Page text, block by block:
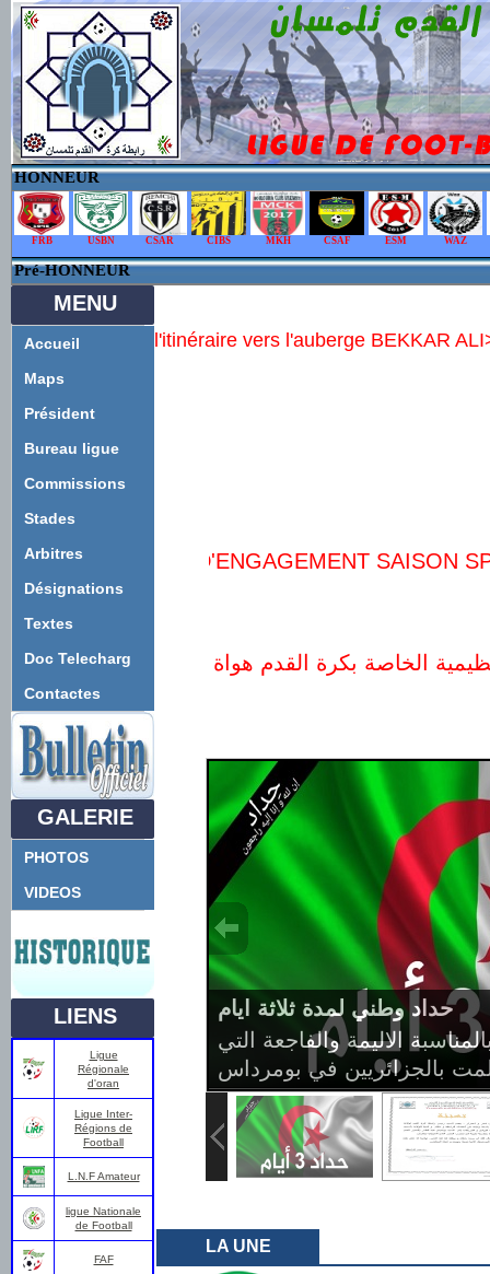
HONNEUR
FRB USBN CSAR CIBS MKH CSAF ESM WAZ
Pré-HONNEUR
MENU
Accueil
Maps
Président
Bureau ligue
Commissions
Stades
Arbitres
Désignations
Textes
Doc Telecharg
Contactes
GALERIE
PHOTOS
VIDEOS
LIENS
Ligue
Régionale
d'oran
Ligue Inter-
Régions de
Football
L.N.F Amateur
ligue Nationale
de Football
FAF
l'itinéraire vers l'auberge BEKKAR
حداد وطني لمدة ثلاثة ايام
الاليمة والفاجعة التي
بالجزائريين في بومرداس
LA UNE